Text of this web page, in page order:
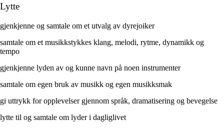
Lytte
gjenkjenne og samtale om et utvalg av dyrejoiker
samtale om et musikkstykkes klang, melodi, rytme, dynamikk og
tempo
gjenkjenne lyden av og kunne navn på noen instrumenter
samtale om egen bruk av musikk og egen musikksmak
gi uttrykk for opplevelser gjennom språk, dramatisering og bevegelse
lytte til og samtale om lyder i dagliglivet